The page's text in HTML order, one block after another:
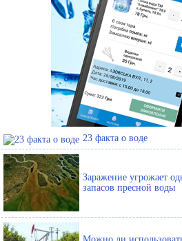
23 факта о воде
Заражение угрожает
запасов пресной воды